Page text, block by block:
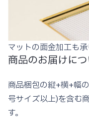
マットの面金加工も承
商品のお届けに
商品梱包の縦+横+幅
号サイズ以上)を含む
す。